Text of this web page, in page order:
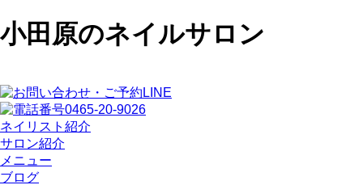
小田原のネイルサロン
ネイリスト紹介
サロン紹介
メニュー
ブログ